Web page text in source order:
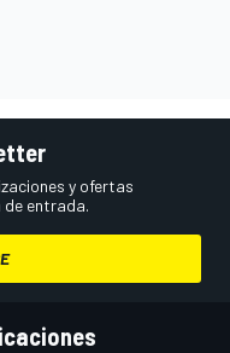
y ofertas
de entrada.